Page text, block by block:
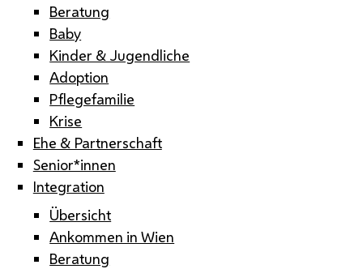
Beratung
Baby
Kinder & Jugendliche
Adoption
Pflegefamilie
Krise
Ehe & Partnerschaft
Senior*innen
Integration
Übersicht
Ankommen in Wien
Beratung